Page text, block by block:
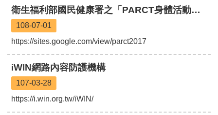
介
紹
訊
息
公
告
務
資
訊
衛生福利部國民健康署之「PARCT身體活動資源整合中心」資訊網頁
108-07-01
https://sites.google.com/view/parct2017
iWIN網路內容防護機構
107-03-28
https://i.win.org.tw/iWIN/